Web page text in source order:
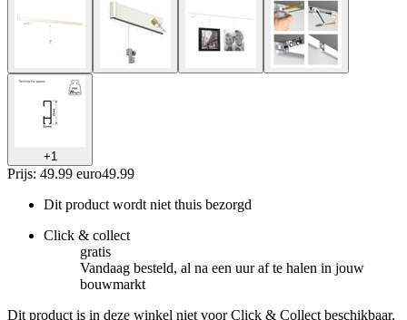
+1
Prijs: 49.99 euro49.99
Dit product wordt niet thuis bezorgd
Click & collect
gratis
Vandaag besteld, al na een uur af te halen in jouw
bouwmarkt
Dit product is in deze winkel niet voor Click & Collect beschikbaar.